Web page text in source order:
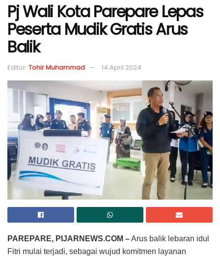
Pj Wali Kota Parepare Lepas
Peserta Mudik Gratis Arus
Balik
Editor: Tohir Muhammad 14 April 2024
PAREPARE, PIJARNEWS.COM –Arus balik lebaran idul
Fitri mulai terjadi, sebagai wujud komitmen layanan